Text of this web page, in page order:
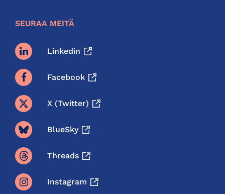
SEURAA MEITÄ
Linkedin
Facebook
X (twitter)
BlueSky
Threads
Instagram